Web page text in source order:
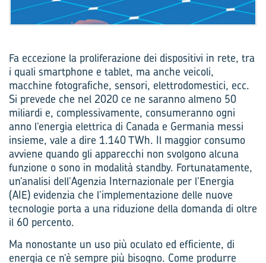
Fa eccezione la proliferazione dei dispositivi in rete, tra
i quali smartphone e tablet, ma anche veicoli,
macchine fotografiche, sensori, elettrodomestici, ecc.
Si prevede che nel 2020 ce ne saranno almeno 50
miliardi e, complessivamente, consumeranno ogni
anno l’energia elettrica di Canada e Germania messi
insieme, vale a dire 1.140 TWh. Il maggior consumo
avviene quando gli apparecchi non svolgono alcuna
funzione o sono in modalità standby. Fortunatamente,
un’analisi dell’Agenzia Internazionale per l’Energia
(AIE) evidenzia che l’implementazione delle nuove
tecnologie porta a una riduzione della domanda di oltre
il 60 percento.
Ma nonostante un uso più oculato ed efficiente, di
energia ce n’è sempre più bisogno. Come produrre